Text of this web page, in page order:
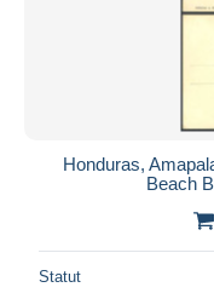
Honduras,
Beach
Statut